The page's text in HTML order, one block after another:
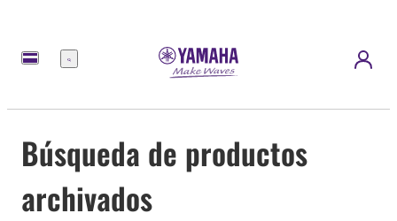
Menú
Búsqueda de productos
archivados